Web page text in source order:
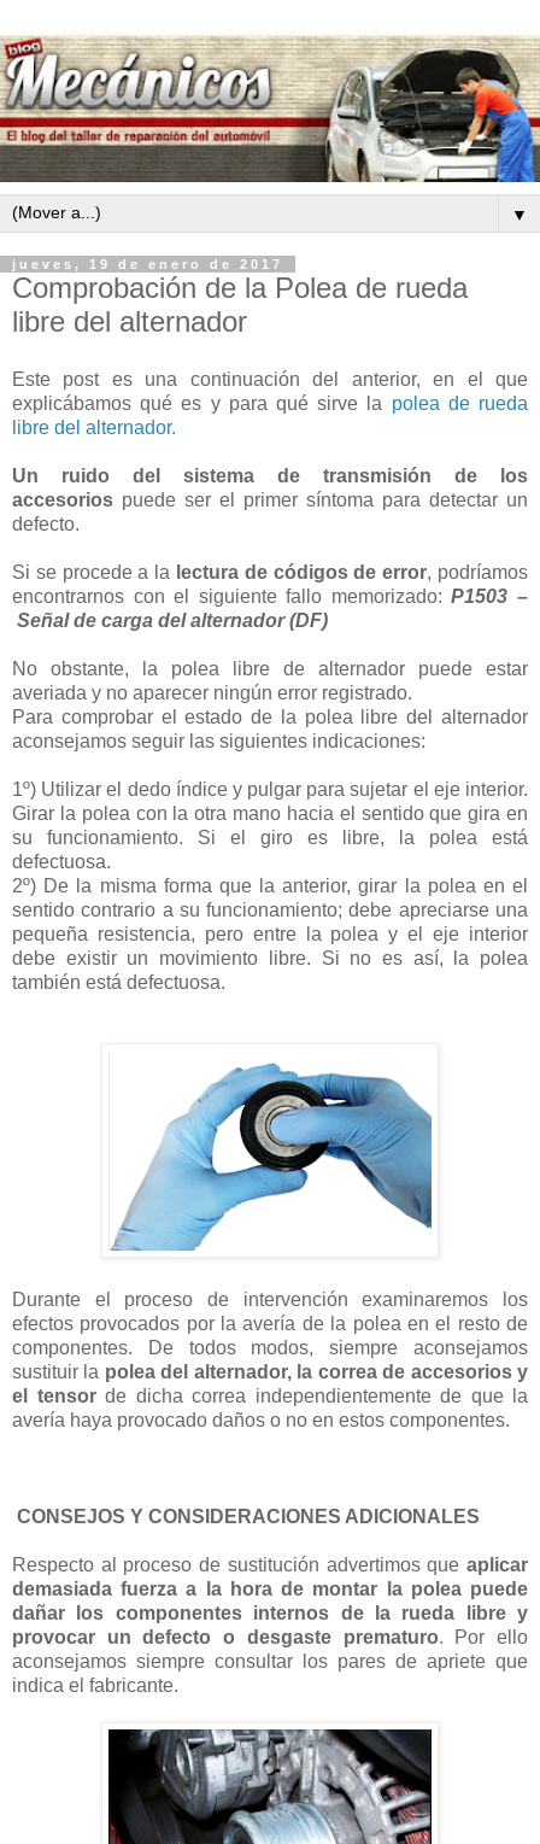
▼
jueves, 19 de enero de 2017
Comprobación de la Polea de rueda
libre del alternador
Este post es una continuación del anterior, en el que
explicábamos qué es y para qué sirve la polea de rueda
libre del alternador.
Un ruido del sistema de transmisión de los
accesorios puede ser el primer síntoma para detectar un
defecto.
Si se procede a la lectura de códigos de error, podríamos
encontrarnos con el siguiente fallo memorizado:P1503–
Señal de carga del alternador (DF)
No obstante, la polea libre de alternador puede estar
averiada y no aparecer ningún error registrado.
Para comprobar el estado de la polea libre del alternador
aconsejamos seguir las siguientes indicaciones:
1º) Utilizar el dedo índice y pulgar para sujetar el eje interior.
Girar la polea con la otra mano hacia el sentido que gira en
su funcionamiento. Si el giro es libre, la polea está
defectuosa.
2º) De la misma forma que la anterior, girar la polea en el
sentido contrario a su funcionamiento; debe apreciarse una
pequeña resistencia, pero entre la polea y el eje interior
debe existir un movimiento libre. Si no es así, la polea
también está defectuosa.
Durante el proceso de intervención examinaremos los
efectos provocados por la avería de la polea en el resto de
componentes. De todos modos, siempre aconsejamos
sustituir la polea del alternador, la correa de accesorios y
el tensorde dicha correa independientemente de que la
avería haya provocado daños o no en estos componentes.
CONSEJOS Y CONSIDERACIONES ADICIONALES
Respecto al proceso de sustitución advertimos que aplicar
demasiada fuerza a la hora de montar la polea puede
dañar los componentes internos de la rueda libre y
provocar un defecto o desgaste prematuro. Por ello
aconsejamos siempre consultar los pares de apriete que
indica el fabricante.